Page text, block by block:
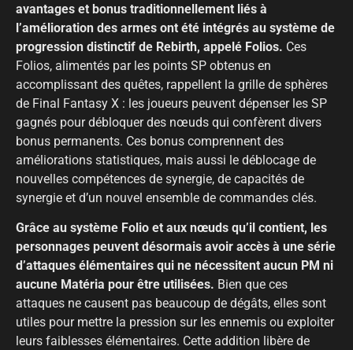
avantages et bonus traditionnellement liés à
l’amélioration des armes ont été intégrés au système de
progression distinctif de Rebirth, appelé Folios. Ces
Folios, alimentés par les points SP obtenus en
accomplissant des quêtes, rappellent la grille de sphères
de Final Fantasy X : les joueurs peuvent dépenser les SP
gagnés pour débloquer des nœuds qui confèrent divers
bonus permanents. Ces bonus comprennent des
améliorations statistiques, mais aussi le déblocage de
nouvelles compétences de synergie, de capacités de
synergie et d’un nouvel ensemble de commandes clés.
Grâce au système Folio et aux nœuds qu’il contient, les
personnages peuvent désormais avoir accès à une série
d’attaques élémentaires qui ne nécessitent aucun PM ni
aucune Matéria pour être utilisées. Bien que ces
attaques ne causent pas beaucoup de dégâts, elles sont
utiles pour mettre la pression sur les ennemis ou exploiter
leurs faiblesses élémentaires. Cette addition libère de